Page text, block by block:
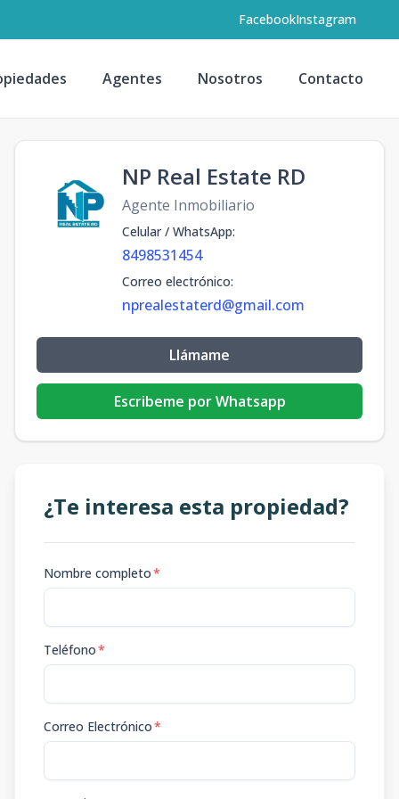
FacebookInstagram
Agentes Nosotros Contacto
NP Real Estate RD
Agente Inmobiliario
Celular / WhatsApp:
8498531454
Correo electrónico:
nprealestaterd@gmail.com
Llámame
Escribeme por Whatsapp
¿Te interesa esta propiedad?
Nombre completo*
Teléfono*
Correo Electrónico*